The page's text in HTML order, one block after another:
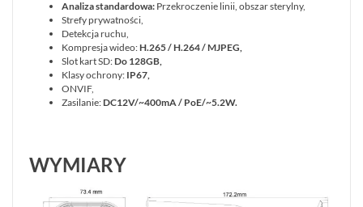
Analiza standardowa: Przekroczenie linii, obszar sterylny,
Strefy prywatności,
Detekcja ruchu,
Kompresja wideo:H.265 / H.264 / MJPEG,
Slot kart SD:Do 128GB,
Klasy ochrony: IP67,
ONVIF,
Zasilanie:DC12V/~400mA / PoE/~5.2W.
WYMIARY